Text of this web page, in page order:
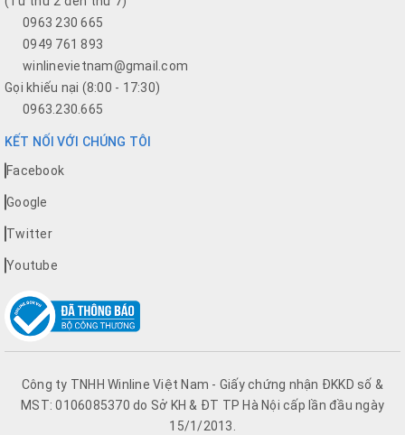
0963 230 665
0949 761 893
winlinevietnam@gmail.com
Gọi khiếu nại (8:00 - 17:30)
0963.230.665
KẾT NỐI VỚI CHÚNG TÔI
Facebook
Google
Twitter
Youtube
Công ty TNHH Winline Việt Nam - Giấy chứng nhận ĐKKD số &
MST: 0106085370 do Sở KH & ĐT TP Hà Nội cấp lần đầu ngày
15/1/2013.